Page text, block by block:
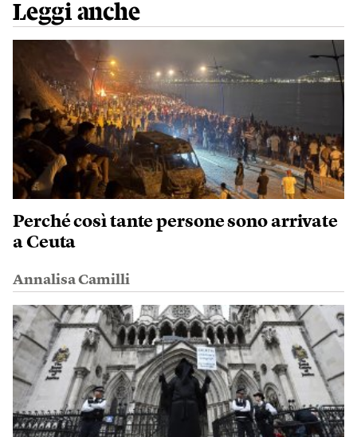
Leggi anche
Perché così tante persone sono arrivate
a Ceuta
Annalisa Camilli